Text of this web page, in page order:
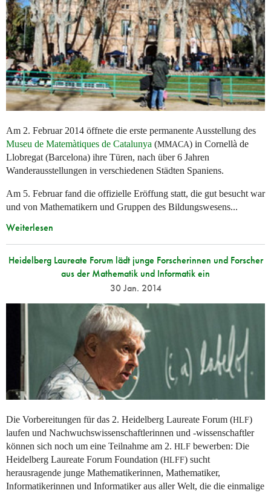
Am 2. Februar 2014 öffnete die erste permanente Ausstellung des
Museu de Matemàtiques de Catalunya (MMACA) in Cornellà de
Llobregat (Barcelona) ihre Türen, nach über 6 Jahren
Wanderausstellungen in verschiedenen Städten Spaniens.
Am 5. Februar fand die offizielle Eröffung statt, die gut besucht war
und von Mathematikern und Gruppen des Bildungswesens...
Weiterlesen
Heidelberg Laureate Forum lädt junge Forscherinnen und Forscher
aus der Mathematik und Informatik ein
30 Jan. 2014
Die Vorbereitungen für das 2. Heidelberg Laureate Forum (HLF)
laufen und Nachwuchswissenschaftlerinnen und -wissenschaftler
können sich noch um eine Teilnahme am 2. HLF bewerben: Die
Heidelberg Laureate Forum Foundation (HLFF) sucht
herausragende junge Mathematikerinnen, Mathematiker,
Informatikerinnen und Informatiker aus aller Welt, die die einmalige